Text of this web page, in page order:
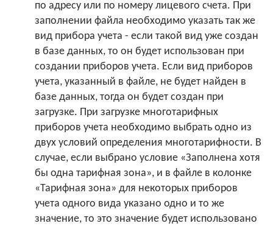
по адресу или по номеру лицевого счета. При
заполнении файла необходимо указать так же
вид прибора учета - если такой вид уже создан
в базе данных, то он будет использован при
создании приборов учета. Если вид приборов
учета, указанный в файле, не будет найден в
базе данных, тогда он будет создан при
загрузке. При загрузке многотарифных
приборов учета необходимо выбрать одно из
двух условий определения многотарифности. В
случае, если выбрано условие «Заполнена хотя
бы одна тарифная зона», и в файле в колонке
«Тарифная зона» для некоторых приборов
учета одного вида указано одно и то же
значение, то это значение будет использовано